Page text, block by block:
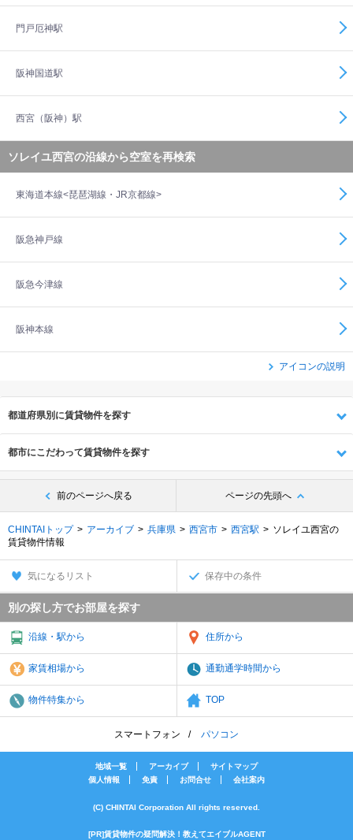
門戸厄神駅
阪神国道駅
西宮（阪神）駅
ソレイユ西宮の沿線から空室を再検索
東海道本線<琵琶湖線・JR京都線>
阪急神戸線
阪急今津線
阪神本線
アイコンの説明
都道府県別に賃貸物件を探す
都市にこだわって賃貸物件を探す
前のページへ戻る ページの先頭へ
CHINTAIトップ アーカイブ 兵庫県 西宮市 西宮駅
ソレイユ西宮の
賃貸物件情報
気になるリスト 保存中の条件
別の探し方でお部屋を探す
沿線・駅から 住所から
家賃相場から 通勤通学時間から
物件特集から TOP
スマートフォン パソコン
地域一覧 アーカイブ
サイトマップ
個人情報
免責 お問合せ 会社案内
(C) CHINTAI Corporation All rights reserved.
[PR]賃貸物件の疑問解決！教えてエイブルAGENT